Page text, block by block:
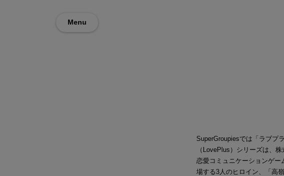
Menu
SuperGroupiesでは「ラブプ
（LovePlus）シリーズは、
恋愛コミュニケーションゲ
場する3人のヒロイン、「高